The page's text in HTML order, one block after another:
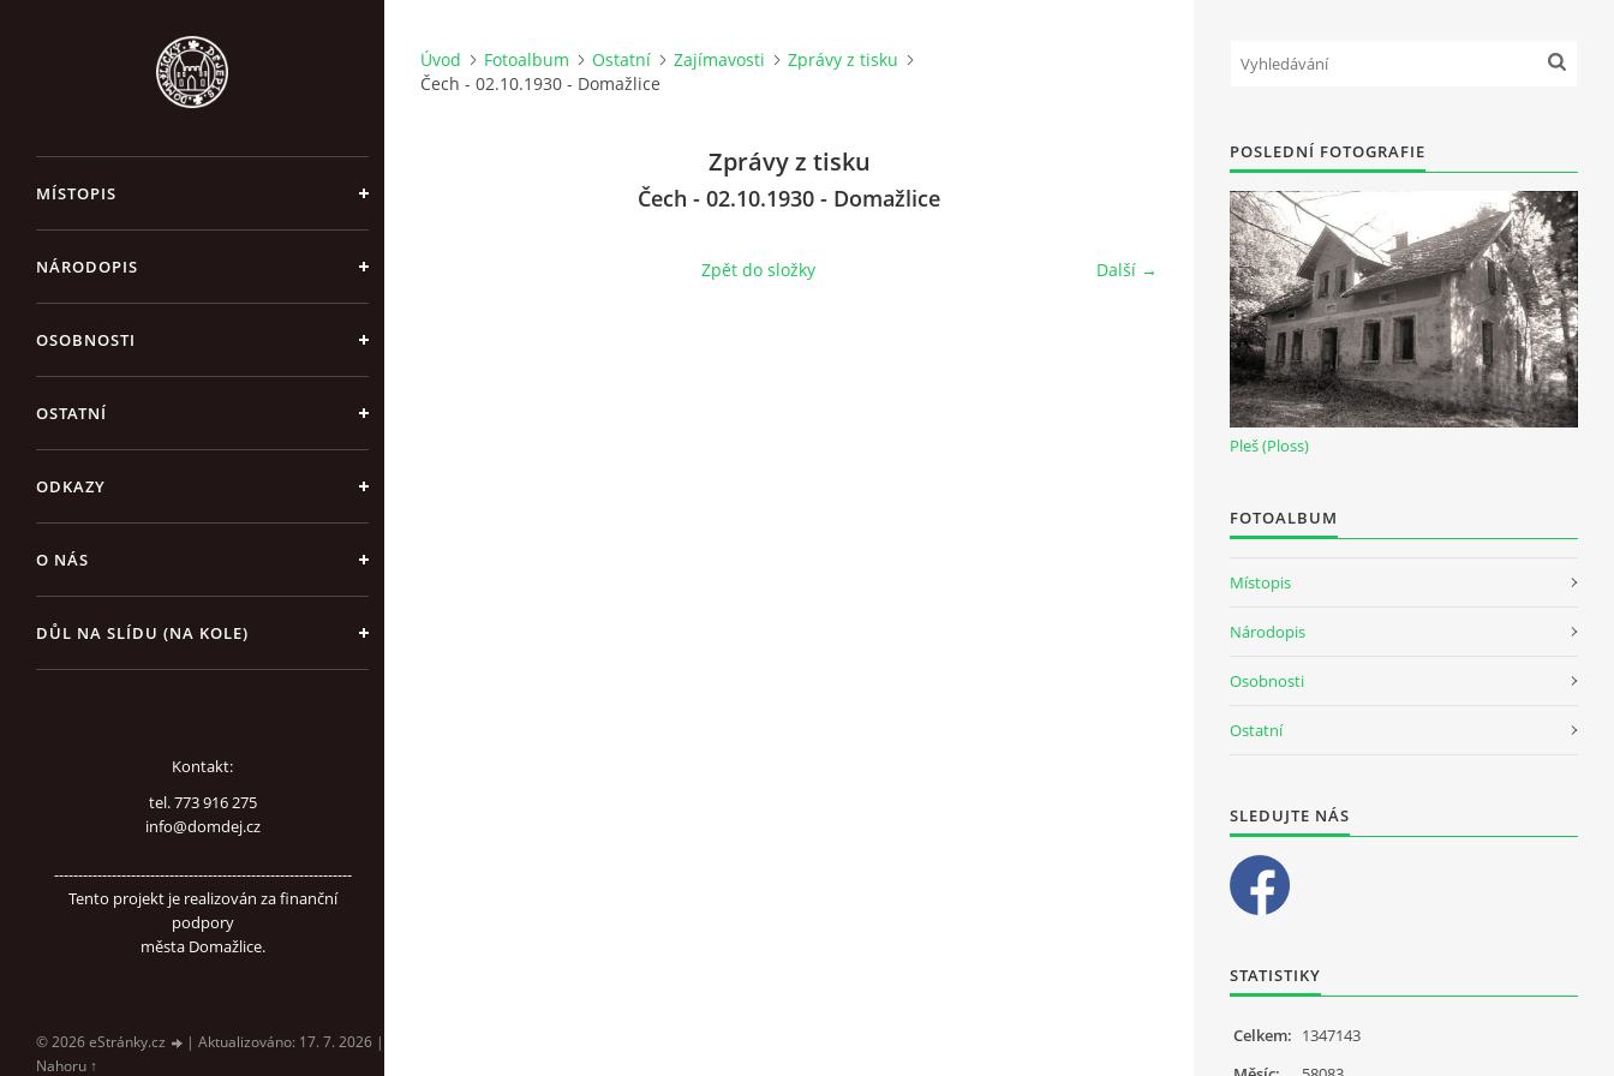
MÍSTOPIS
NÁRODOPIS
OSOBNOSTI
OSTATNÍ
ODKAZY
O NÁS
DŮL NA SLÍDU (NA KOLE)
Kontakt:
tel. 773 916 275
info@domdej.cz
--------------------------------------------------------------
Tento projekt je realizován za finanční
podpory
města Domažlice.
© 2026 eStránky.cz | Aktualizováno: 17. 7. 2026 |
Nahoru ↑
Úvod Fotoalbum Ostatní Zajímavosti
Zprávy z tisku
Čech - 02.10.1930 - Domažlice
Zprávy z tisku
Čech - 02.10.1930 - Domažlice
Další →
Zpět do složky
POSLEDNÍ FOTOGRAFIE
Pleš (Ploss)
FOTOALBUM
Místopis
Národopis
Osobnosti
Ostatní
SLEDUJTE NÁS
STATISTIKY
Celkem: 1347143